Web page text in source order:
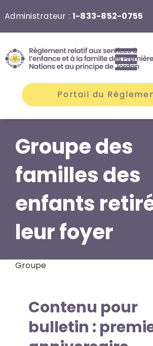
au
contenu
Administrateur : 1-833-852-0755
Portail du
Groupe des
familles des
enfants
leur foyer
Groupe
Contenu pour
bulletin :